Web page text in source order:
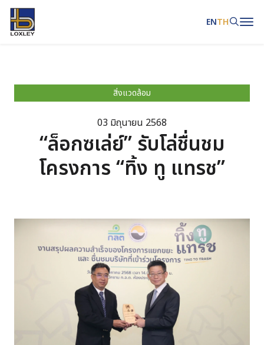
ENTH
Web Design by
สิ่งแวดล้อม
03 มิถุนายน 2568
“ล็อกซเล่ย์” รับโล่ชื่นชม
โครงการ “ทิ้ง ทู แทรช”